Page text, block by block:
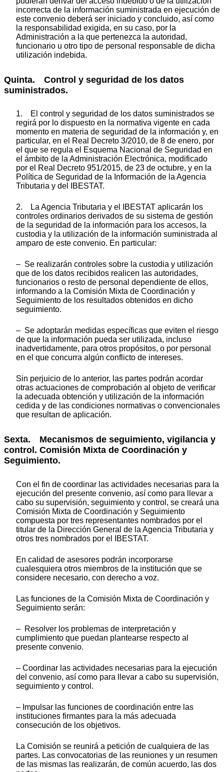
incorrecta de la información suministrada en ejecución de
este convenio deberá ser iniciado y concluido, así como
la responsabilidad exigida, en su caso, por la
Administración a la que pertenezca la autoridad,
funcionario u otro tipo de personal responsable de dicha
utilización indebida.
Quinta. Control y seguridad de los datos
suministrados.
1. El control y seguridad de los datos suministrados se
regirá por lo dispuesto en la normativa vigente en cada
momento en materia de seguridad de la información y, en
particular, en el Real Decreto 3/2010, de 8 de enero, por
el que se regula el Esquema Nacional de Seguridad en
el ámbito de la Administración Electrónica, modificado
por el Real Decreto 951/2015, de 23 de octubre, y en la
Política de Seguridad de la Información de la Agencia
Tributaria y del IBESTAT.
2. La Agencia Tributaria y el IBESTAT aplicarán los
controles ordinarios derivados de su sistema de gestión
de la seguridad de la información para los accesos, la
custodia y la utilización de la información suministrada al
amparo de este convenio. En particular:
– Se realizarán controles sobre la custodia y utilización
que de los datos recibidos realicen las autoridades,
funcionarios o resto de personal dependiente de ellos,
informando a la Comisión Mixta de Coordinación y
Seguimiento de los resultados obtenidos en dicho
seguimiento.
– Se adoptarán medidas específicas que eviten el riesgo
de que la información pueda ser utilizada, incluso
inadvertidamente, para otros propósitos, o por personal
en el que concurra algún conflicto de intereses.
Sin perjuicio de lo anterior, las partes podrán acordar
otras actuaciones de comprobación al objeto de verificar
la adecuada obtención y utilización de la información
cedida y de las condiciones normativas o convencionales
que resultan de aplicación.
Sexta. Mecanismos de seguimiento, vigilancia y
control. Comisión Mixta de Coordinación y
Seguimiento.
Con el fin de coordinar las actividades necesarias para la
ejecución del presente convenio, así como para llevar a
cabo su supervisión, seguimiento y control, se creará una
Comisión Mixta de Coordinación y Seguimiento
compuesta por tres representantes nombrados por el
titular de la Dirección General de la Agencia Tributaria y
otros tres nombrados por el IBESTAT.
En calidad de asesores podrán incorporarse
cualesquiera otros miembros de la institución que se
considere necesario, con derecho a voz.
Las funciones de la Comisión Mixta de Coordinación y
Seguimiento serán:
– Resolver los problemas de interpretación y
cumplimiento que puedan plantearse respecto al
presente convenio.
– Coordinar las actividades necesarias para la ejecución
del convenio, así como para llevar a cabo su supervisión,
seguimiento y control.
– Impulsar las funciones de coordinación entre las
instituciones firmantes para la más adecuada
consecución de los objetivos.
La Comisión se reunirá a petición de cualquiera de las
partes. Las convocatorias de las reuniones y un resumen
de las mismas las realizarán, de común acuerdo, las dos